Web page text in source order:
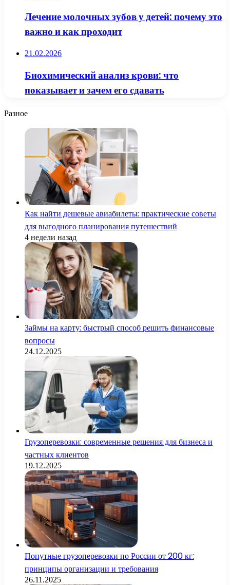
Лечение молочных зубов у детей: почему это
важно и как проходит
21.02.2026
Биохимический анализ крови: что
показывает и зачем его сдавать
Разное
Как найти дешевые авиабилеты: практические советы
для выгодного планирования путешествий
4 недели назад
Займы на карту: быстрый способ решить финансовые
вопросы
24.12.2025
Грузоперевозки: современные решения для бизнеса и
частных клиентов
19.12.2025
Попутные грузоперевозки по России от 200 кг:
принципы организации и требования
26.11.2025